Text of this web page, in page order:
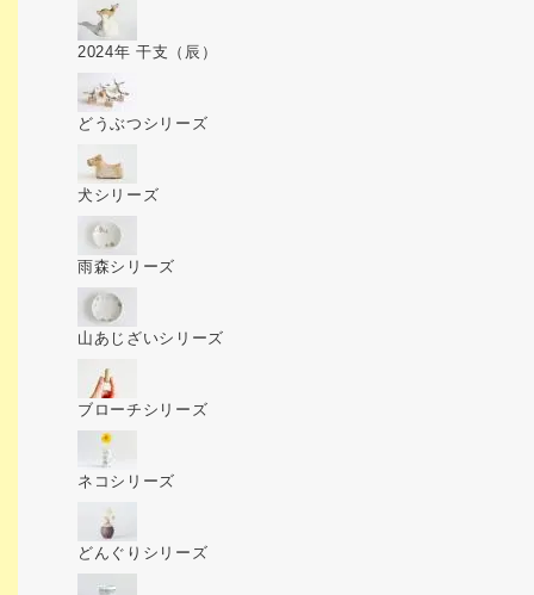
2024年 干支（辰）
どうぶつシリーズ
犬シリーズ
雨森シリーズ
山あじざいシリーズ
ブローチシリーズ
ネコシリーズ
どんぐりシリーズ